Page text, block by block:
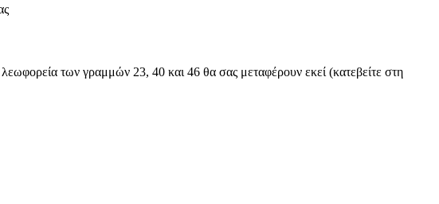
των γραμμών 23, 40 και 46 θα σας μεταφέρουν εκεί (κατεβείτε στη